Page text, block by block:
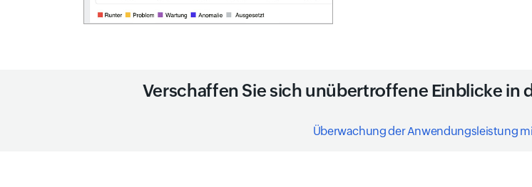
Verschaffen Sie sich unübertroffene Einblicke in
Überwachung der Anwendungsleistung